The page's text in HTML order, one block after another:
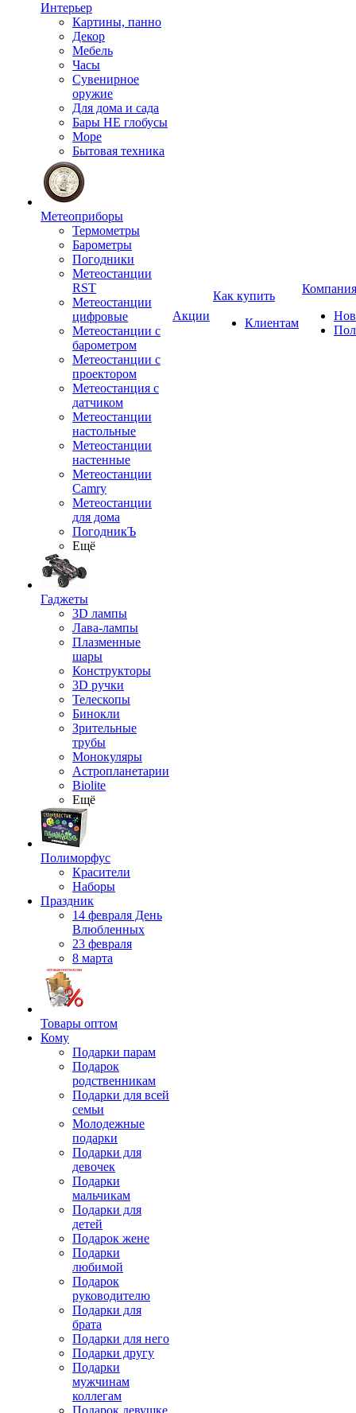
Интерьер
Картины, панно
Декор
Мебель
Часы
Сувенирное
оружие
Для дома и сада
Бары НЕ глобусы
Море
Бытовая техника
Метеоприборы
Термометры
Барометры
Погодники
Метеостанции
RST
Метеостанции
цифровые
Метеостанции с
барометром
Метеостанции с
проектором
Метеостанция с
датчиком
Метеостанции
настольные
Метеостанции
настенные
Метеостанции
Camry
Метеостанции
для дома
ПогодникЪ
Ещё
Гаджеты
3D лампы
Лава-лампы
Плазменные
шары
Конструкторы
3D ручки
Телескопы
Бинокли
Зрительные
трубы
Монокуляры
Астропланетарии
Biolite
Ещё
Полиморфус
Красители
Наборы
Праздник
14 февраля День
Влюбленных
23 февраля
8 марта
Товары оптом
Кому
Подарки парам
Подарок
родственникам
Подарки для всей
семьи
Молодежные
подарки
Подарки для
девочек
Подарки
мальчикам
Подарки для
детей
Подарок жене
Подарки
любимой
Подарок
руководителю
Подарки для
брата
Подарки для него
Подарки другу
Подарки
мужчинам
коллегам
Подарок девушке
Акции
Как купить
Клиентам
Компания